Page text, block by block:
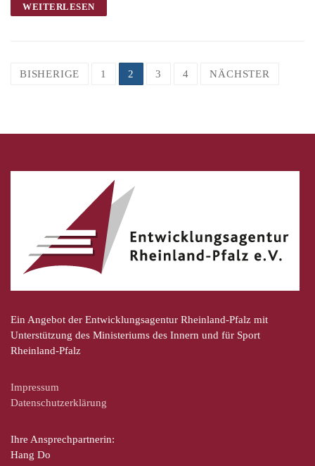
WEITERLESEN
Seitennummerierung
BISHERIGE 1 2 3 4 NÄCHSTER
Ein Angebot der Entwicklungsagentur Rheinland-Pfalz mit
Unterstützung des Ministeriums des Innern und für Sport
Rheinland-Pfalz
Impressum
Datenschutzerklärung
Ihre Ansprechpartnerin:
Hang Do